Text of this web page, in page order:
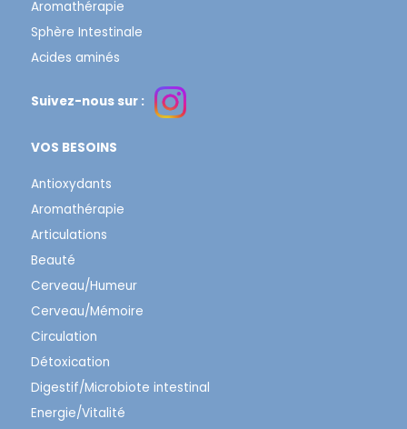
Aromathérapie
Sphère Intestinale
Acides aminés
Suivez-nous sur :
VOS BESOINS
Antioxydants
Aromathérapie
Articulations
Beauté
Cerveau/Humeur
Cerveau/Mémoire
Circulation
Détoxication
Digestif/Microbiote intestinal
Energie/Vitalité